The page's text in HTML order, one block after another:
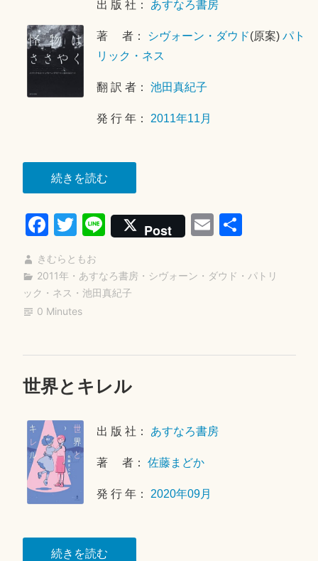
出 版 社： あすなろ書房
著 者： シヴォーン・ダウド(原案)パト
リック・ネス
翻 訳 者：池田真紀子
発 行 年：2011年11月
続きを読む“怪
物
は
さ
や
く”
Fa
ce
bo
ok
T
wi
tte
r
Li
ne
Post E
ail
共
きむらともお
2011年 ・ あすなろ書房 ・ シヴォーン・ダウド ・ パトリ
ック・ネス ・ 池田真紀子
0
月
0 Minutes
世界とキレル
出 版 社： あすなろ書房
著 者：佐藤まどか
発 行 年： 2020年09月
続きを読む“世
0